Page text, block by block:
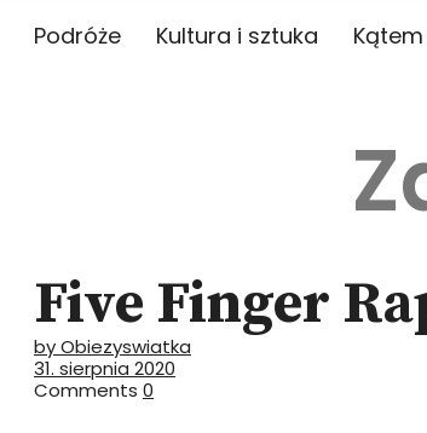
Podróże Kultura i sztuka
Five Finger
by Obiezyswiatka
31. sierpnia 2020
Comments 0